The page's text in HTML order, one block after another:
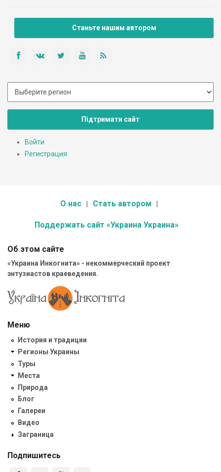
Станьте нашим автором
Підтримати сайт
Войти
Регистрация
О нас Стать автором
Поддержать сайт «Украина Украина»
Об этом сайте
«Украина Инкогнита» - некоммерческий проект
энтузиастов краеведения.
Меню
История и традиции
Регионы Украины
Туры
Места
Природа
Блог
Галереи
Видео
Заграница
Подпишитесь